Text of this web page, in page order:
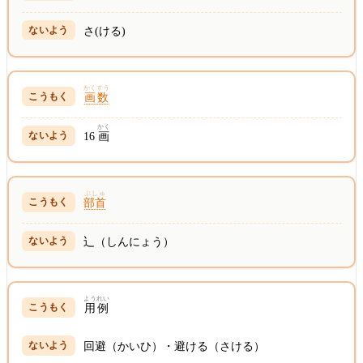
さ(ける)
画数
かくすう
16 画
かく
部首
ぶしゅ
辶（しんにょう）
用例
ようれい
回避（かいひ）・避ける（さける）